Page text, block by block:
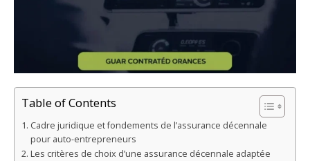
Table of Contents
Cadre juridique et fondements de l’assurance décennale
pour auto-entrepreneurs
Les critères de choix d’une assurance décennale adaptée